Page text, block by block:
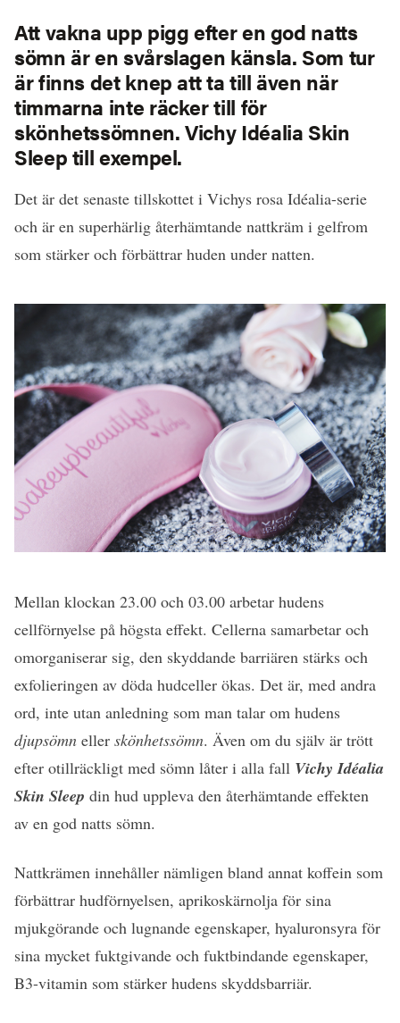
Att vakna upp pigg efter en god natts
sömn är en svårslagen känsla. Som tur
är finns det knep att ta till även när
timmarna inte räcker till för
skönhetssömnen. Vichy Idéalia Skin
Sleeptill exempel.
Det är det senaste tillskottet i Vichys rosa Idéalia-serie
och är en superhärlig återhämtande nattkräm i gelfrom
som stärker och förbättrar huden under natten.
Mellan klockan 23.00 och 03.00 arbetar hudens
cellförnyelse på högsta effekt. Cellerna samarbetar och
omorganiserar sig, den skyddande barriären stärks och
exfolieringen av döda hudceller ökas. Det är, med andra
ord, inte utan anledning som man talar om hudens
djupsömn eller skönhetssömn. Även om du själv är trött
efter otillräckligt med sömn låter i alla fall Vichy Idéalia
Skin Sleep din hud uppleva den återhämtande effekten
av en god natts sömn.
Nattkrämen innehåller nämligen bland annat koffein som
förbättrar hudförnyelsen, aprikoskärnolja för sina
mjukgörande och lugnande egenskaper, hyaluronsyra för
sina mycket fuktgivande och fuktbindande egenskaper,
B3-vitamin som stärker hudens skyddsbarriär.